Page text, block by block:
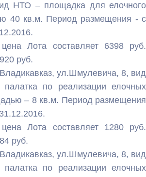
НТО – площадка для елочного
40 кв.м. Период размещения - с
Лота составляет 6398 руб.
руб.
ул.Шмулевича, 8, вид
по реализации елочных
– 8 кв.м. Период размещения
Лота составляет 1280 руб.
руб.
ул.Шмулевича, 8, вид
по реализации елочных